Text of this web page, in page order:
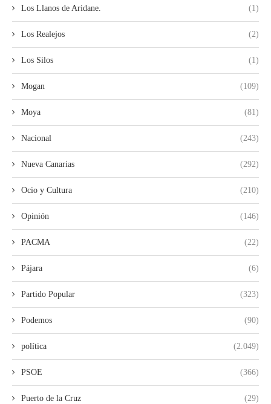
Los Llanos de Aridane. (1)
Los Realejos (2)
Los Silos (1)
Mogan (109)
Moya (81)
Nacional (243)
Nueva Canarias (292)
Ocio y Cultura (210)
Opinión (146)
PACMA (22)
Pájara (6)
Partido Popular (323)
Podemos (90)
política (2.049)
PSOE (366)
Puerto de la Cruz (29)